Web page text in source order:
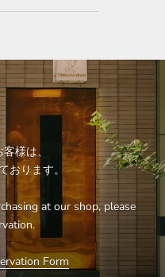
様は、
おります。
at our shop, please
Form